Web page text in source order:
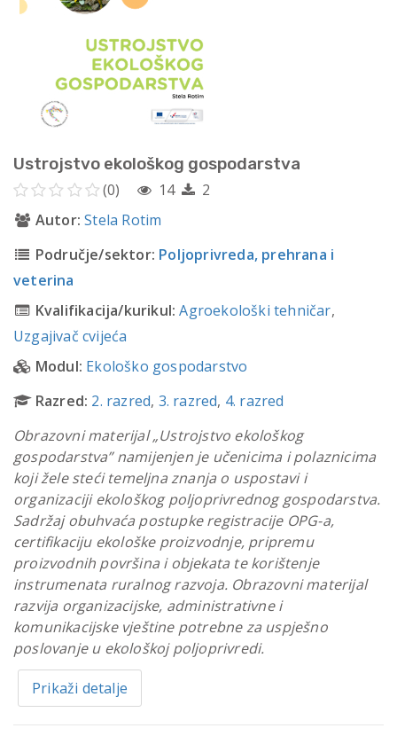
Ustrojstvo ekološkog gospodarstva
(0) 14
2
Autor: Stela Rotim
Područje/sektor: Poljoprivreda, prehrana i
veterina
Kvalifikacija/kurikul: Agroekološki tehničar,
Uzgajivač cvijeća
Modul: Ekološko gospodarstvo
Razred: 2. razred, 3. razred, 4. razred
Obrazovni materijal „Ustrojstvo ekološkog
gospodarstva” namijenjen je učenicima i polaznicima
koji žele steći temeljna znanja o uspostavi i
organizaciji ekološkog poljoprivrednog gospodarstva.
Sadržaj obuhvaća postupke registracije OPG-a,
certifikaciju ekološke proizvodnje, pripremu
proizvodnih površina i objekata te korištenje
instrumenata ruralnog razvoja. Obrazovni materijal
razvija organizacijske, administrativne i
komunikacijske vještine potrebne za uspješno
poslovanje u ekološkoj poljoprivredi.
Prikaži detalje